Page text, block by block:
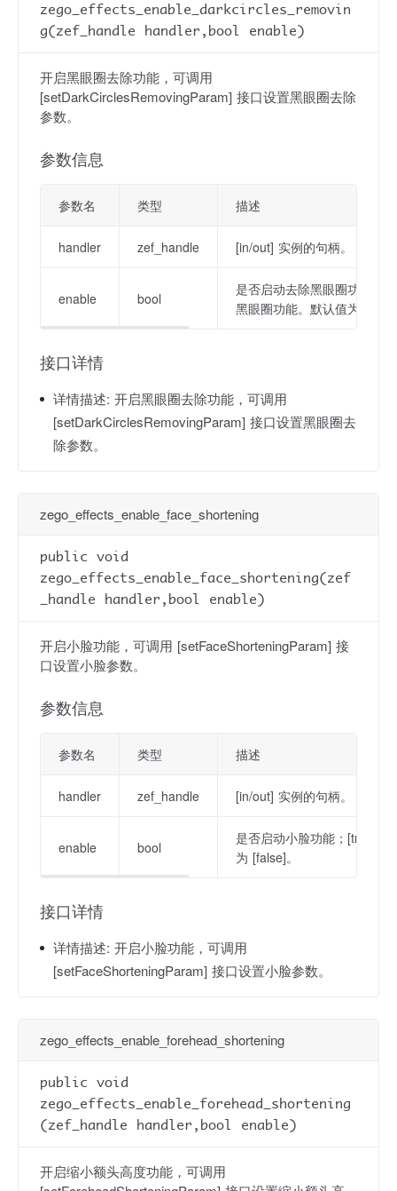
zego_effects_enable_darkcircles_removin
g(zef_handle handler,bool enable)
开启黑眼圈去除功能，可调用
[setDarkCirclesRemovingParam] 接口设置黑眼圈去除
参数。
参数信息
参数名 类型 描述
handler zef_handle [in/out] 实例的句柄。
enable bool
是否启动去除黑眼圈功能；
黑眼圈功能。默认值为
接口详情
详情描述: 开启黑眼圈去除功能，可调用
[setDarkCirclesRemovingParam] 接口设置黑眼圈去
除参数。
zego_effects_enable_face_shortening
public void
zego_effects_enable_face_shortening(zef
_handle handler,bool enable)
开启小脸功能，可调用 [setFaceShorteningParam] 接
口设置小脸参数。
参数信息
参数名 类型 描述
handler zef_handle [in/out] 实例的句柄。
enable bool
是否启动小脸功能；[true]
为 [false]。
接口详情
详情描述: 开启小脸功能，可调用
[setFaceShorteningParam] 接口设置小脸参数。
zego_effects_enable_forehead_shortening
public void
zego_effects_enable_forehead_shortening
(zef_handle handler,bool enable)
开启缩小额头高度功能，可调用